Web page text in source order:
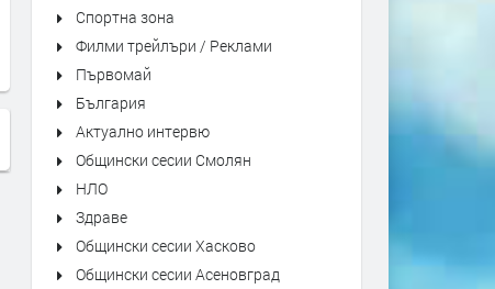
Спортна зона
Филми трейлъри / Реклами
Първомай
България
Актуално интервю
Общински сесии Смолян
НЛО
Здраве
Общински сесии Хасково
Общински сесии Асеновград